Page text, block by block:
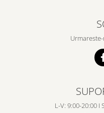
L-V: 9:00-20:00 I